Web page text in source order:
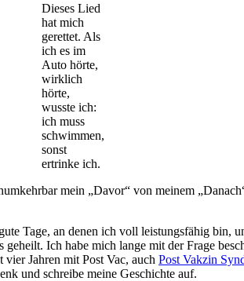
Dieses Lied
hat mich
gerettet. Als
ich es im
Auto hörte,
wirklich
hörte,
wusste ich:
ich muss
schwimmen,
sonst
ertrinke ich.
mein „Davor“ von meinem
Tage, an denen ich voll leistungsfähig bin,
Ich habe mich lange mit der Frage
Jahren mit Post Vac, auch Post Vakzin
und schreibe meine Geschichte auf.